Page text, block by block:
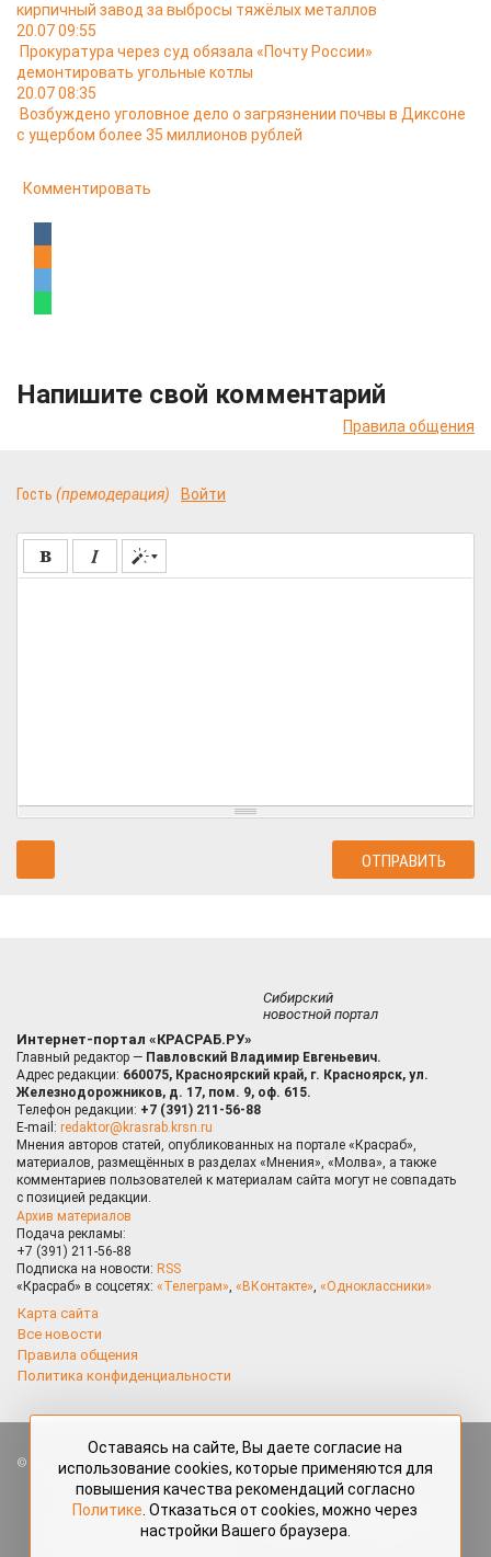
кирпичный завод за выбросы тяжёлых металлов
20.07 09:55
Прокуратура через суд обязала «Почту России»
демонтировать угольные котлы
20.07 08:35
Возбуждено уголовное дело о загрязнении почвы в Диксоне
с ущербом более 35 миллионов рублей
Комментировать
Напишите свой комментарий
Правила общения
Гость (премодерация) Войти
Сибирский
новостной портал
Интернет-портал «КРАСРАБ.РУ»
Главный редактор — Павловский Владимир Евгеньевич.
Адрес редакции: 660075, Красноярский край, г. Красноярск, ул.
Железнодорожников, д. 17, пом. 9, оф. 615.
Телефон редакции: +7 (391) 211-56-88
E-mail: redaktor@krasrab.krsn.ru
Мнения авторов статей, опубликованных на портале «Красраб»,
материалов, размещённых в разделах «Мнения», «Молва», а также
комментариев пользователей к материалам сайта могут не совпадать
с позицией редакции.
Архив материалов
Подача рекламы:
+7 (391) 211-56-88
Подписка на новости: RSS
«Красраб» в соцсетях: «Телеграм», «ВКонтакте», «Одноклассники»
Карта сайта
Все новости
Правила общения
Политика конфиденциальности
Все права защищены. Любые материалы, размещённые на портале
«Красраб.ру» сотрудниками редакции, нештатными авторами
и читателями, являются объектами авторского права. Полное или
частичное использование материалов, размещённых на портале
«Красраб.ру», допускается только с письменного согласия редакции
Оставаясь на сайте, Вы даете согласие на
использование cookies, которые применяются для
повышения качества рекомендаций согласно
Политике . Отказаться от cookies, можно через
настройки Вашего браузера.